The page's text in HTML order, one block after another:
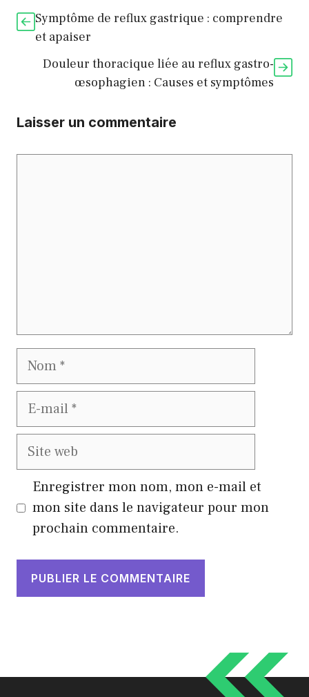
Symptôme de reflux gastrique : comprendre
et apaiser
Douleur thoracique liée au reflux gastro-
œsophagien : Causes et symptômes
Laisser un commentaire
Nom
E-
Site
Enregistrer mon nom, mon e-mail et
mon site dans le navigateur pour mon
prochain commentaire.